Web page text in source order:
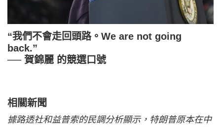
“我們不會走回頭路。We are not going
back.”
── 賀錦麗 的競選口號
相關新聞
據路透社和益普索的民調分析顯示，特朗普原本在中